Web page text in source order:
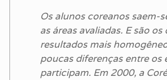
Os alunos coreanos saem-
as áreas avaliadas. E são
resultados mais
poucas diferenças entre os
participam. Em 2000, a